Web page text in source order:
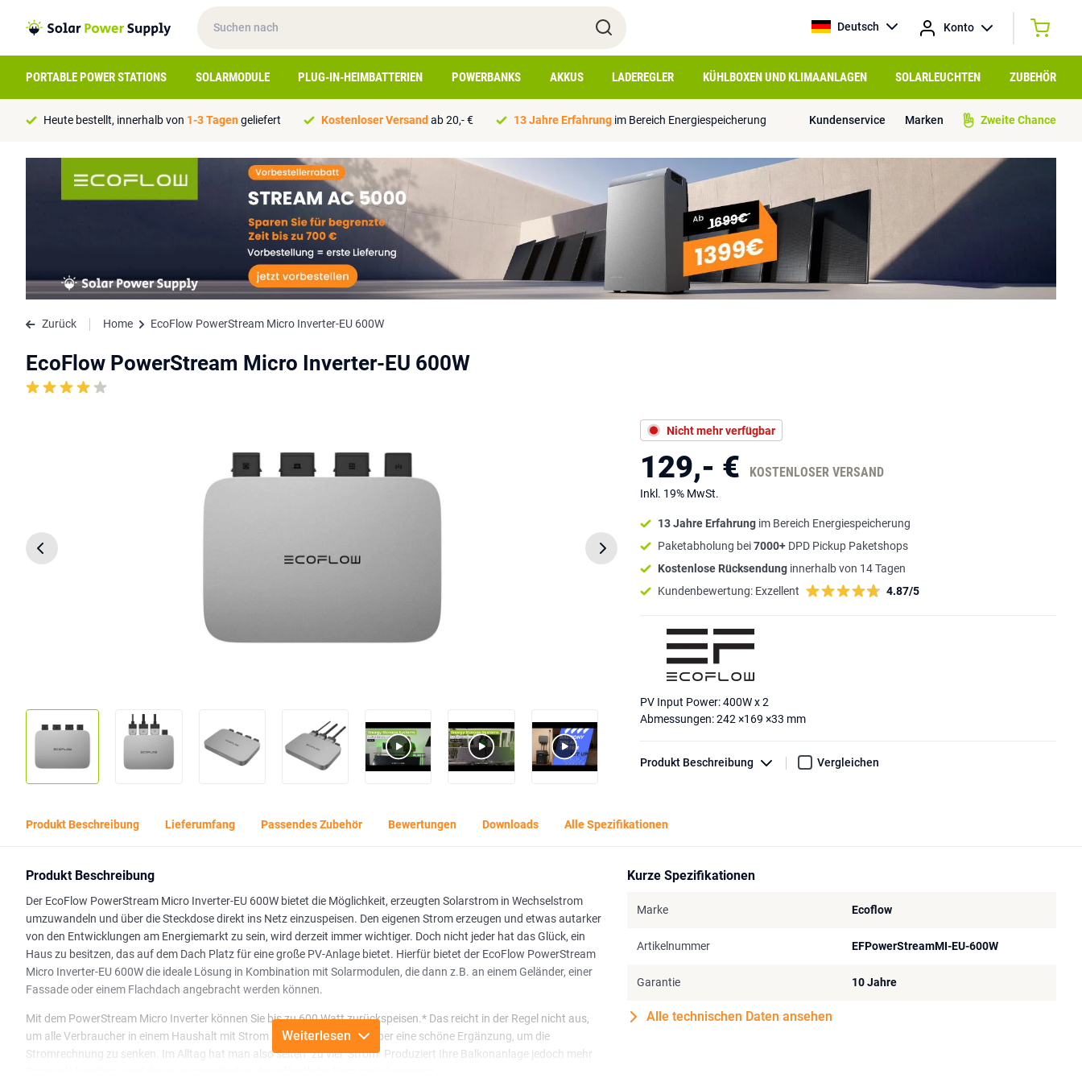
Deutsch Konto
PORTABLE POWER STATIONS SOLARMODULE PLUG-IN-HEIMBATTERIEN POWERBANKS AKKUS LADEREGLER KÜHLBOXEN UND KLIMAANLAGEN SOLARLEUCHTEN ZUBEHÖR
Heute bestellt, innerhalb von 1-3 Tagengeliefert Kostenloser Versand ab 20,- € 13 Jahre Erfahrung im Bereich Energiespeicherung Kundenservice Marken Zweite Chance
Zurück Home EcoFlow PowerStream Micro Inverter-EU 600W
EcoFlow PowerStream Micro Inverter-EU 600W
Nicht mehr verfügbar
129,- € KOSTENLOSER VERSAND
Inkl. 19% MwSt.
13 Jahre Erfahrung im Bereich Energiespeicherung
Paketabholung bei7000+ DPD Pickup Paketshops
Kostenlose Rücksendung innerhalb von 14 Tagen
Kundenbewertung: Exzellent 4.87/5
PV Input Power: 400W x 2
Abmessungen: 242 ×169 ×33 mm
Produkt Beschreibung Vergleichen
Produkt Beschreibung Lieferumfang Passendes Zubehör Bewertungen Downloads Alle Spezifikationen
Produkt Beschreibung
Der EcoFlow PowerStream Micro Inverter-EU 600W bietet die Möglichkeit, erzeugten Solarstrom in Wechselstrom
umzuwandeln und über die Steckdose direkt ins Netz einzuspeisen. Den eigenen Strom erzeugen und etwas autarker
von den Entwicklungen am Energiemarkt zu sein, wird derzeit immer wichtiger. Doch nicht jeder hat das Glück, ein
Haus zu besitzen, das auf dem Dach Platz für eine große PV-Anlage bietet. Hierfür bietet der EcoFlow PowerStream
Micro Inverter-EU 600W die ideale Lösung in Kombination mit Solarmodulen, die dann z.B. an einem Geländer, einer
Fassade oder einem Flachdach angebracht werden können.
Mit dem PowerStream Micro Inverter können Sie bis zu 600 Watt zurückspeisen.* Das reicht in der Regel nicht aus,
um alle Verbraucher in einem Haushalt mit Strom zu versorgen, bietet aber eine schöne Ergänzung, um die
Stromrechnung zu senken. Im Alltag hat man also selten "zu viel" Strom. Produziert Ihre Balkonanlage jedoch mehr
Weiterlesen
Kurze Spezifikationen
Marke Ecoflow
Artikelnummer EFPowerStreamMI-EU-600W
Garantie 10 Jahre
Alle technischen Daten ansehen